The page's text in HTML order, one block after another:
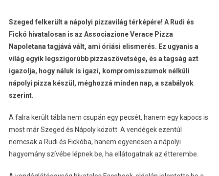
Szeged felkerült a nápolyi pizzavilág térképére! A Rudi és
Fickó hivatalosan is az Associazione Verace Pizza
Napoletana tagjává vált, ami óriási elismerés. Ez ugyanis a
világ egyik legszigorúbb pizzaszövetsége, és a tagság azt
igazolja, hogy náluk is igazi, kompromisszumok nélküli
nápolyi pizza készül, méghozzá minden nap, a szabályok
szerint.
A falra került tábla nem csupán egy pecsét, hanem egy kapocs is
most már Szeged és Nápoly között. A vendégek ezentúl
nemcsak a Rudi és Fickóba, hanem egyenesen a nápolyi
hagyomány szívébe lépnek be, ha ellátogatnak az étterembe.